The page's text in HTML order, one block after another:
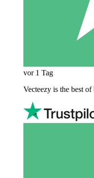
vor 1 Tag
Vecteezy is the best of